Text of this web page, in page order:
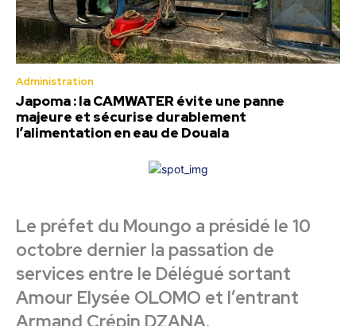
Administration
Japoma : la CAMWATER évite une panne
majeure et sécurise durablement
l’alimentation en eau de Douala
Le préfet du Moungo a présidé le 10
octobre dernier la passation de
services entre le Délégué sortant
Amour Elysée OLOMO et l’entrant
Armand Crépin DZANA.